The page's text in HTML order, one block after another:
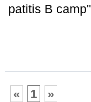
patitis B
« 1 »